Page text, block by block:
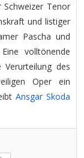
Tenor
und listiger
Pascha und
volltönende
des
Oper ein
Ansgar Skoda